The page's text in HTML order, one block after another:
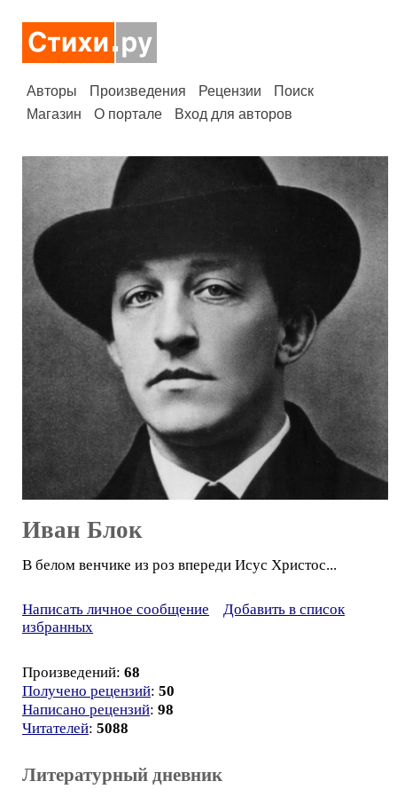
Авторы Произведения Рецензии
Поиск
Магазин
О портале Вход для авторов
Иван Блок
В белом венчике из роз впереди Исус Христос...
Написать личное сообщение
Добавить в список
избранных
Произведений: 68
Получено рецензий: 50
Написано рецензий: 98
Читателей: 5088
Литературный дневник